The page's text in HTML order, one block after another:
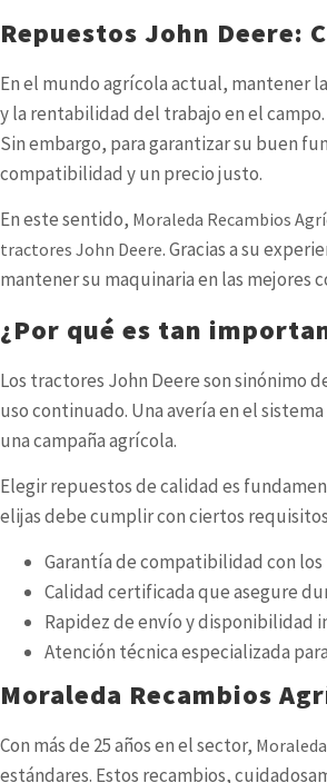
Repuestos John Deere:
En el mundo agrícola actual, mantener
y la rentabilidad del trabajo en el
Sin embargo, para garantizar su buen
compatibilidad y un precio justo.
En este sentido, Moraleda Recambios
tractores John Deere. Gracias a su
mantener su maquinaria en las mejores
¿Por qué es tan
Los tractores John Deere son sinónimo
uso continuado. Una avería en el
una campaña agrícola.
Elegir repuestos de calidad es
elijas debe cumplir con ciertos
Garantía de compatibilidad con
Calidad certificada que asegure
Rapidez de envío y disponibilidad
Atención técnica especializada
Moraleda Recambios
Con más de 25 años en el sector,
estándares. Estos recambios,